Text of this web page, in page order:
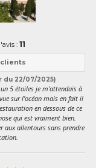
: 11
du 22/07/2025)
5 étoiles je m'attendais à
sur l'océan mais en fait il
en dessous de ce
qui est vraiment bien.
aux allentours sans prendre